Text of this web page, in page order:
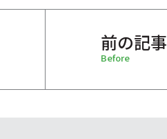
前の記事
Before